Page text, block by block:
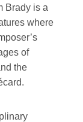
Brady is a
where
of
the